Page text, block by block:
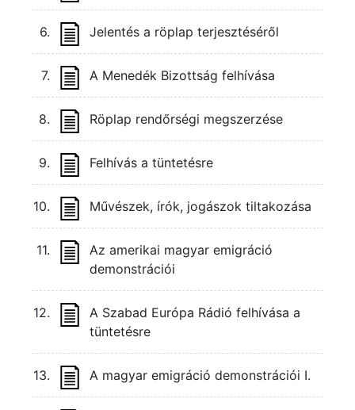
6. Jelentés a röplap terjesztéséről
7. A Menedék Bizottság felhívása
8. Röplap rendőrségi megszerzése
9. Felhívás a tüntetésre
10. Művészek, írók, jogászok tiltakozása
11.
Az amerikai magyar emigráció
demonstrációi
12.
A Szabad Európa Rádió felhívása a
tüntetésre
13. A magyar emigráció demonstrációi I.